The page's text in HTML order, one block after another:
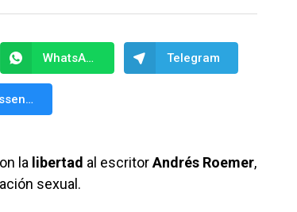
WhatsApp Telegram
Messenger
la libertad al escritorAndrés Roemer,
sexual.